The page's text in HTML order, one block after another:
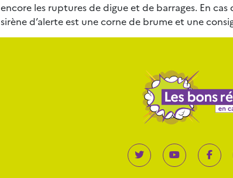
encore les ruptures de digue et de barrages. En
sirène d’alerte est une corne de brume et une